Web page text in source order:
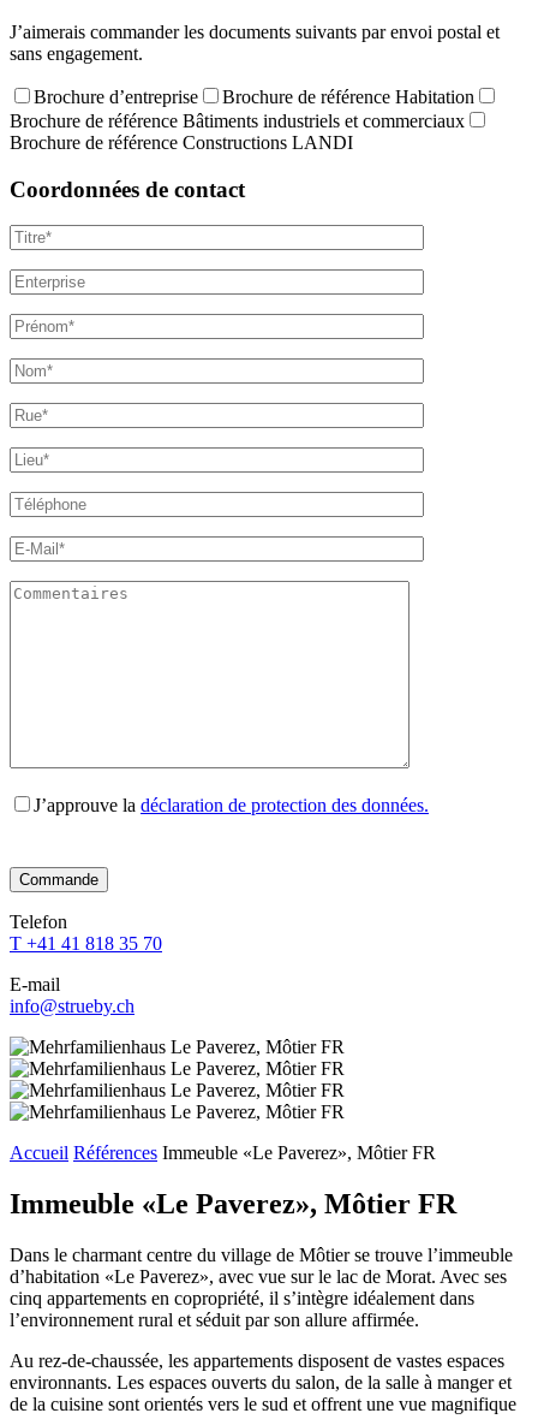
J’aimerais commander les documents suivants par envoi postal et
sans engagement.
Brochure d’entreprise
Brochure de référence Habitation
Brochure de référence Bâtiments industriels et commerciaux
Brochure de référence Constructions LANDI
Coordonnées de contact
J’approuve la déclaration de protection des données.
lasse
dieses
Feld
leer.
lasse
dieses
Feld
leer.
lasse
dieses
Feld
leer.
lasse
dieses
Feld
leer.
lasse
Feld
leer.
Telefon
T +41 41 818 35 70
E-mail
info@strueby.ch
Accueil Références Immeuble «Le Paverez», Môtier FR
Immeuble «Le Paverez», Môtier FR
Dans le charmant centre du village de Môtier se trouve l’immeuble
d’habitation «Le Paverez», avec vue sur le lac de Morat. Avec ses
cinq appartements en copropriété, il s’intègre idéalement dans
l’environnement rural et séduit par son allure affirmée.
Au rez-de-chaussée, les appartements disposent de vastes espaces
environnants. Les espaces ouverts du salon, de la salle à manger et
de la cuisine sont orientés vers le sud et offrent une vue magnifique